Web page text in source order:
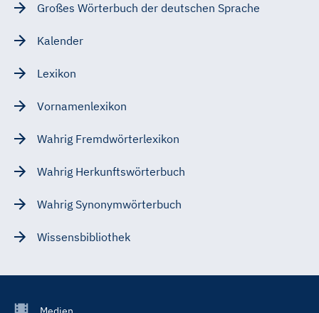
Großes Wörterbuch der deutschen Sprache
Kalender
Lexikon
Vornamenlexikon
Wahrig Fremdwörterlexikon
Wahrig Herkunftswörterbuch
Wahrig Synonymwörterbuch
Wissensbibliothek
Footer